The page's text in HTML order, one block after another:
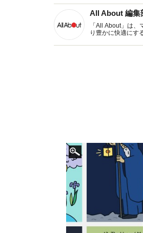
All About 編集
「All About」は
り豊かに快適にす